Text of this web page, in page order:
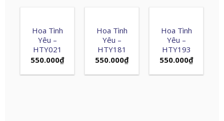
Hoa Tình
Yêu –
HTY021
550.000₫
Hoa Tình
Yêu –
HTY181
550.000₫
Hoa Tình
Yêu –
HTY193
550.000₫